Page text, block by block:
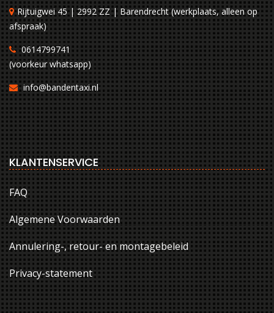
Rijtuigwei 45 | 2992 ZZ | Barendrecht (werkplaats, alleen op
afspraak)
0614799741
(voorkeur whatsapp)
info@bandentaxi.nl
KLANTENSERVICE
FAQ
Algemene Voorwaarden
Annulering-, retour- en montagebeleid
Privacy-statement